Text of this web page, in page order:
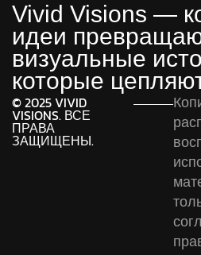
Vivid Visions —
идеи
визуальные
которые
© 2025 VIVID
VISIONS. ВСЕ
ПРАВА
ЗАЩИЩЕНЫ.